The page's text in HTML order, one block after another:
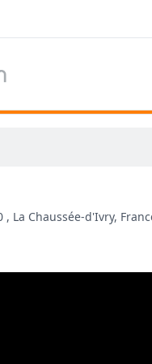
La Chaussée-d'Ivry,